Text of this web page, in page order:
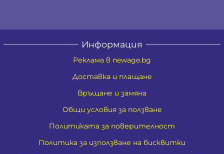
Информация
Реклама в newage.bg
Доставка и плащане
Връщане и замяна
Общи условия за ползване
Политиката за поверителност
Политика за използване на бисквитки